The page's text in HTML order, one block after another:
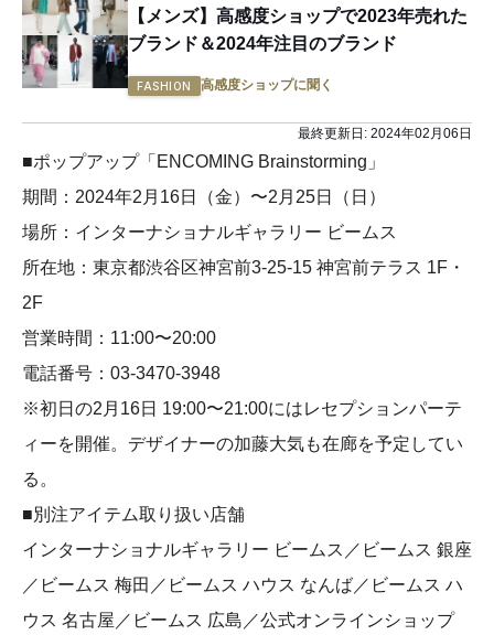
【メンズ】高感度ショップで2023年売れた
ブランド＆2024年注目のブランド
FASHION 高感度ショップに聞く
最終更新日: 2024年02月06日
■ポップアップ「ENCOMING Brainstorming」
期間：2024年2月16日（金）〜2月25日（日）
場所：インターナショナルギャラリー ビームス
所在地：東京都渋谷区神宮前3-25-15 神宮前テラス 1F・
2F
営業時間：11:00〜20:00
電話番号：03-3470-3948
※初日の2月16日 19:00〜21:00にはレセプションパーテ
ィーを開催。デザイナーの加藤大気も在廊を予定してい
る。
■別注アイテム取り扱い店舗
インターナショナルギャラリー ビームス／ビームス 銀座
／ビームス 梅田／ビームス ハウス なんば／ビームス ハ
ウス 名古屋／ビームス 広島／公式オンラインショップ